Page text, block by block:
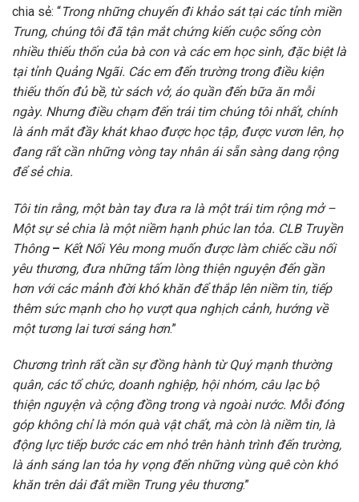
chia sẻ: “Trong những chuyến đi khảo sát tại các tỉnh miền
Trung, chúng tôi đã tận mắt chứng kiến cuộc sống còn
nhiều thiếu thốn của bà con và các em học sinh, đặc biệt là
tại tỉnh Quảng Ngãi. Các em đến trường trong điều kiện
thiếu thốn đủ bề, từ sách vở, áo quần đến bữa ăn mỗi
ngày. Nhưng điều chạm đến trái tim chúng tôi nhất, chính
là ánh mắt đầy khát khao được học tập, được vươn lên, họ
đang rất cần những vòng tay nhân ái sẵn sàng dang rộng
để sẻ chia.
Tôi tin rằng, một bàn tay đưa ra là một trái tim rộng mở –
Một sự sẻ chia là một niềm hạnh phúc lan tỏa. CLB Truyền
Thông – Kết Nối Yêu mong muốn được làm chiếc cầu nối
yêu thương, đưa những tấm lòng thiện nguyện đến gần
hơn với các mảnh đời khó khăn để thắp lên niềm tin, tiếp
thêm sức mạnh cho họ vượt qua nghịch cảnh, hướng về
một tương lai tươi sáng hơn.”
Chương trình rất cần sự đồng hành từ Quý mạnh thường
quân, các tổ chức, doanh nghiệp, hội nhóm, câu lạc bộ
thiện nguyện và cộng đồng trong và ngoài nước. Mỗi đóng
góp không chỉ là món quà vật chất, mà còn là niềm tin, là
động lực tiếp bước các em nhỏ trên hành trình đến trường,
là ánh sáng lan tỏa hy vọng đến những vùng quê còn khó
khăn trên dải đất miền Trung yêu thương.”